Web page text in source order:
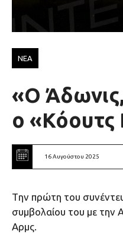
ΝΕΑ
«Ο
ο «Κόουτς
16 Αυγούστου 2025
Tην πρώτη του
συμβολαίου του με την
Αρμς.